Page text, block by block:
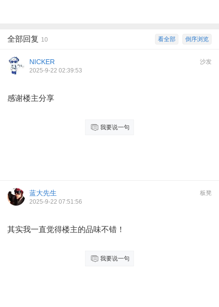
倒序浏览
看全部
全部回复 10
沙发
NICKER
2025-9-22 02:39:53
感谢楼主分享
我要说一句
板凳
蓝大先生
2025-9-22 07:51:56
其实我一直觉得楼主的品味不错！
我要说一句